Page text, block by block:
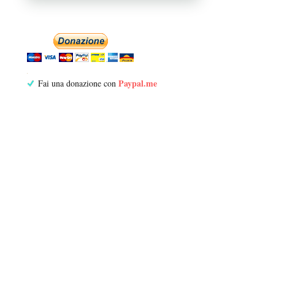
Fai una donazione con Paypal.me